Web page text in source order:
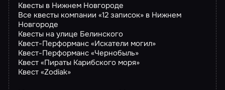
Квесты в Нижнем Новгороде
Все квесты компании «12 записок» в Нижнем
Новгороде
Квесты на улице Белинского
Квест-Перформанс «Искатели могил»
Квест-Перформанс «Чернобыль»
Квест «Пираты Карибского моря»
Квест «Zodiak»